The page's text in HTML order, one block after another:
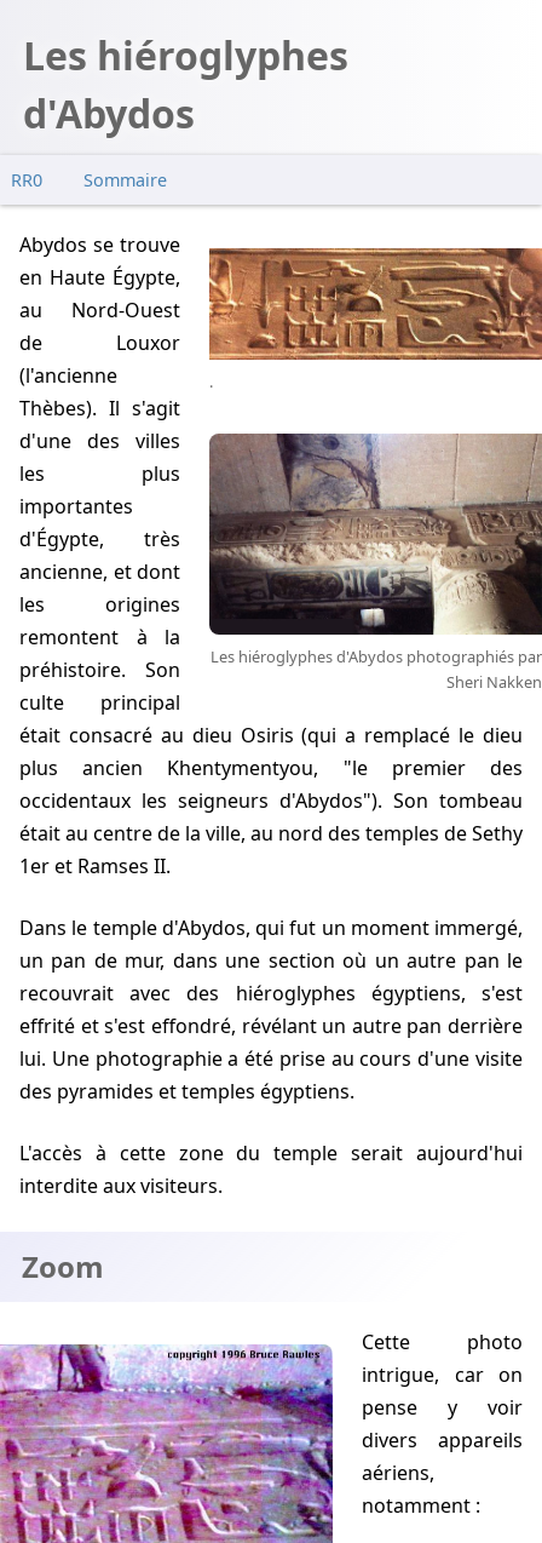
Les hiéroglyphes
d'Abydos
RR0 Sommaire
Zoom
Version retouchée
Explications
.
Les hiéroglyphes d'Abydos photographiés par
Sheri Nakken
Abydos se trouve
en Haute Égypte,
au Nord-Ouest
de Louxor
(l'ancienne
Thèbes). Il s'agit
d'une des villes
les plus
importantes
d'Égypte, très
ancienne, et dont
les origines
remontent à la
préhistoire. Son
culte principal
était consacré au dieu Osiris (qui a remplacé le dieu
plus ancien Khentymentyou, "le premier des
occidentaux les seigneurs d'Abydos"). Son tombeau
était au centre de la ville, au nord des temples de Sethy
1er et Ramses II.
Dans le temple d'Abydos, qui fut un moment immergé,
un pan de mur, dans une section où un autre pan le
recouvrait avec des hiéroglyphes égyptiens, s'est
effrité et s'est effondré, révélant un autre pan derrière
lui. Une photographie a été prise au cours d'une visite
des pyramides et temples égyptiens.
L'accès à cette zone du temple serait aujourd'hui
interdite aux visiteurs.
Zoom
Cette photo
intrigue, car on
pense y voir
divers appareils
aériens,
notamment :